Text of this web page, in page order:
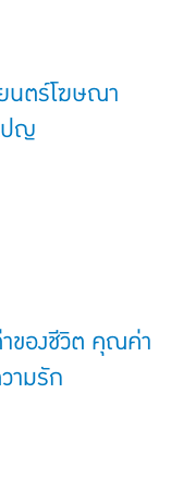
นตร์โฆษณา
ปญ
ของชีวิต คุณค่า
ามรัก